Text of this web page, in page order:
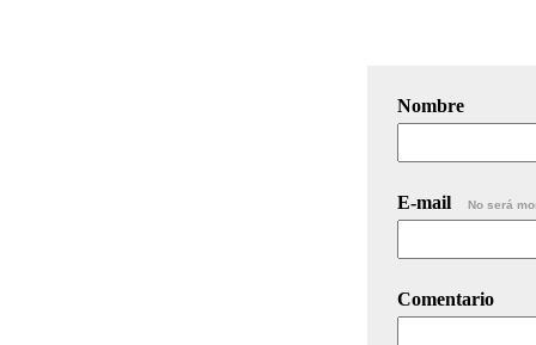
Nombre
E-mail No será
Comentario